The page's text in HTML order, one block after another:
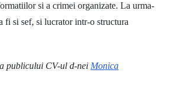
si a crimei organizate. La urma-
fi si sef, si lucrator intr-o structura
publicului CV-ul d-nei Monica